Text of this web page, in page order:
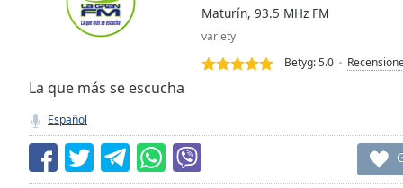
Seek to
currently
behind
LIVE
Remaining
Time-
Maturín, 93.5 MHz FM
variety
Betyg:5.0
La que más se escucha
Español